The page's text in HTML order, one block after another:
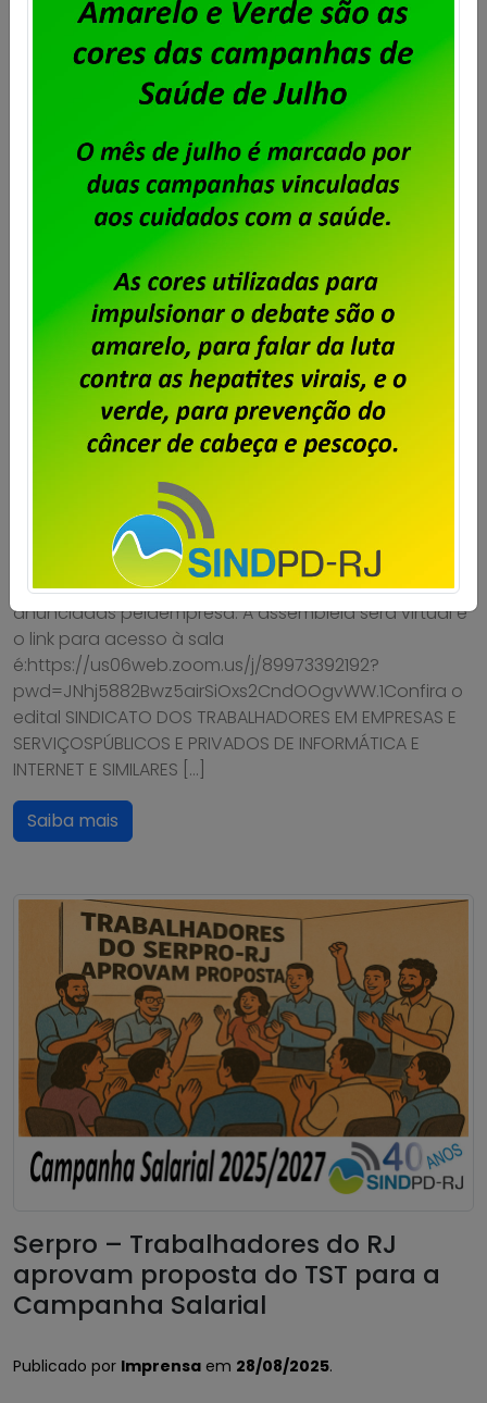
Serpro – assembleia para deliberar
greve por tempo indeterminado
Imprensa
A diretoria do Sindpd-RJ realizará assembleia com os
trabalhadores e trabalhadoras doSerpro no dia 17 de
outubro, às 12 horas, para tratar das demissões
anunciadas pelaempresa. A assembleia será virtual e
o link para acesso à sala
é:https://us06web.zoom.us/j/89973392192?
pwd=JNhj5882Bwz5airSiOxs2CndOOgvWW.1Confira o
edital SINDICATO DOS TRABALHADORES EM EMPRESAS E
SERVIÇOSPÚBLICOS E PRIVADOS DE INFORMÁTICA E
INTERNET E SIMILARES […]
Saiba mais
Serpro – Trabalhadores do RJ
aprovam proposta do TST para a
Campanha Salarial
Publicado por Imprensa em 28/08/2025.